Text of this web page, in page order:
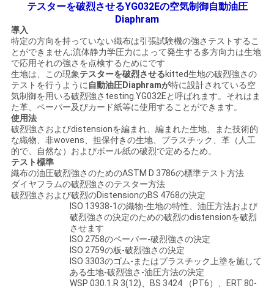
達
に
連
絡
し
な
さ
い
テスターを破烈させるYG032Eの空気制御自動油圧
Diaphram
導入
特定の方向を持っていない織布は引張試験機の強さテストするこ
とができません;流体静力学圧力によって発生する多方向力は生地
で応用それの強さを点検するためにです
生地は、この現象テスターを破烈させるkitted生地の破烈強さの
テストを行うように自動油圧Diaphramが特に設計されている空
気制御を用いる破烈強さtesting.YG032Eと呼ばれます。それはま
た革、ペーパー及びカード紙等に使用することができます。
使用法
破烈強さおよびdistensionを編まれ、編まれた生地、また技術的
な織物、非wovens、担保付きの生地、プラスチック、革（人工
的で、自然な）およびボール紙の破烈で定めるため。
テスト標準
織布の油圧破烈強さのためのASTM D 3786の標準テスト方法
ダイヤフラムの破烈強さのテスター方法
破烈強さおよび破烈のDistensionのBS 4768の決定
ISO 13938-1の織物-生地の特性、油圧方法および
破烈強さの決定のための破烈のdistensionを破烈
させます
ISO 2758のペーパー-破烈強さの決定
ISO 2759の板-破烈強さの決定
ISO 3303のゴム-またはプラスチック上塗を施して
ある生地-破烈強さ-油圧方法の決定
WSP 030.1.R 3(12)、BS 3424 （PT6）、ERT 80-